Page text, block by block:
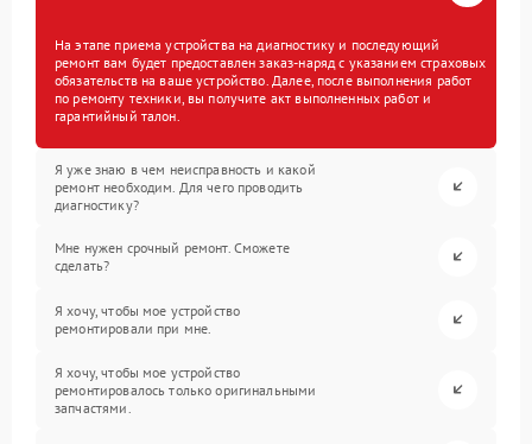
На этапе приема устройства на диагностику и последующий
ремонт вам будет предоставлен заказ-наряд с указанием страховых
обязательств на ваше устройство. Далее, после выполнения работ
по ремонту техники, вы получите акт выполненных работ и
гарантийный талон.
Я уже знаю в чем неисправность и какой
ремонт необходим. Для чего проводить
диагностику?
Мне нужен срочный ремонт. Сможете
сделать?
Я хочу, чтобы мое устройство
ремонтировали при мне.
Я хочу, чтобы мое устройство
ремонтировалось только оригинальными
запчастями.